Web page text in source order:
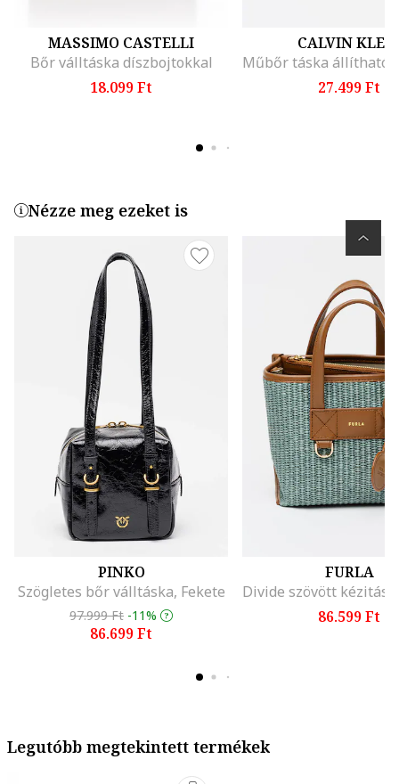
MASSIMO CASTELLI
Bőr válltáska díszbojtokkal
18.099 Ft
CALVIN
27.499 Ft
Nézze meg ezeket is
PINKO
Szögletes bőr válltáska, Fekete
97.999 Ft -11%
86.699 Ft
FURLA
86.599 Ft
Legutóbb megtekintett termékek